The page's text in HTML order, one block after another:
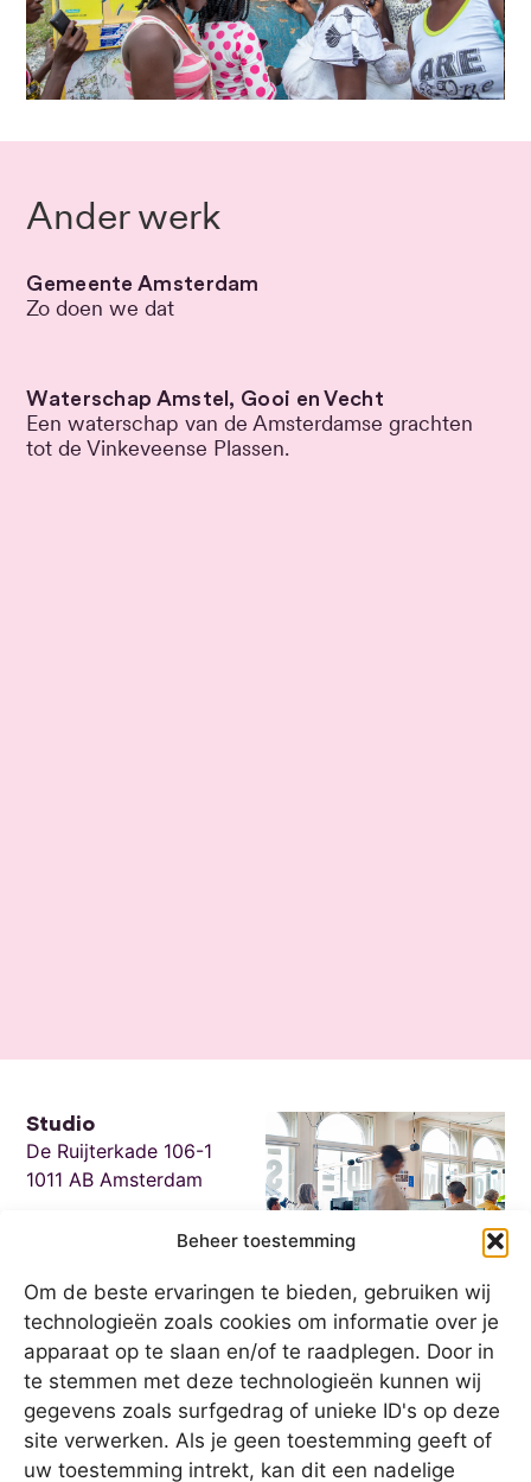
Beheer toestemming
Om de beste ervaringen te bieden, gebruiken wij
technologieën zoals cookies om informatie over je
apparaat op te slaan en/of te raadplegen. Door in
te stemmen met deze technologieën kunnen wij
gegevens zoals surfgedrag of unieke ID's op deze
site verwerken. Als je geen toestemming geeft of
uw toestemming intrekt, kan dit een nadelige
Ander werk
Gemeente Amsterdam
Zo doen we dat
Waterschap Amstel, Gooi en Vecht
Een waterschap van de Amsterdamse grachten
tot de Vinkeveense Plassen.
Studio
De Ruijterkade 106-1
1011 AB Amsterdam
020 2170724
Socials
LinkedIn
Instagram
Kvk